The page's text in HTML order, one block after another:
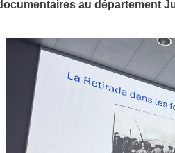
au département